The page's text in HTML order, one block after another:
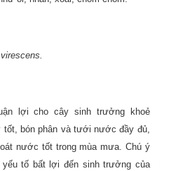
lợi cho cây sinh trưởng khoẻ
tốt, bón phân và tưới nước đầy đủ,
nước tốt trong mùa mưa. Chú ý
tố bất lợi đến sinh trưởng của